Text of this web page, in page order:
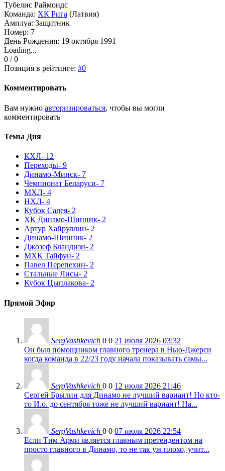
Тубелис Раймондс
Команда: ХК Рига (Латвия)
Амплуа: Защитник
Номер: 7
День Рождения: 19 октября 1991
Loading...
0 / 0
Позиция в рейтинге: #0
Комментировать
Вам нужно авторизироваться, чтобы вы могли
комментировать
Темы Дня
КХЛ- 12
Переходы- 9
Динамо-Минск- 7
Чемпионат Беларуси- 7
МХЛ- 4
НХЛ- 4
Кубок Салея- 2
ХК Динамо-Шинник- 2
Артур Хайруллин- 2
Динамо-Шинник- 2
Джозеф Бландизи- 2
МХК Тайфун- 2
Павел Перепехин- 2
Стальные Лисы- 2
Кубок Цыплакова- 2
Прямой Эфир
SergVashkevich 0 0 21 июля 2026 03:32
Он был помощником главного тренера в Нью-Джерси
когда команда в 22/23 году начала показывать самы...
SergVashkevich 0 0 12 июля 2026 21:46
Сергей Брылин для Динамо не лучший вариант! Но кто-
то И.о. до сентября тоже не лучший вариант! На...
SergVashkevich 0 0 07 июля 2026 22:54
Если Тим Арми является главным претендентом на
просто главного в Динамо, то не так уж плохо, учит...